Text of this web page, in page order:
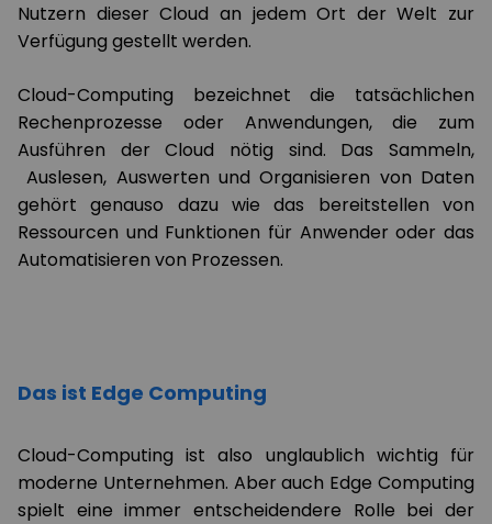
Nutzern dieser Cloud an jedem Ort der Welt zur
Verfügung gestellt werden.
Cloud-Computing bezeichnet die tatsächlichen
Rechenprozesse oder Anwendungen, die zum
Ausführen der Cloud nötig sind. Das Sammeln,
Auslesen, Auswerten und Organisieren von Daten
gehört genauso dazu wie das bereitstellen von
Ressourcen und Funktionen für Anwender oder das
Automatisieren von Prozessen.
Das ist Edge Computing
Cloud-Computing ist also unglaublich wichtig für
moderne Unternehmen. Aber auch Edge Computing
spielt eine immer entscheidendere Rolle bei der